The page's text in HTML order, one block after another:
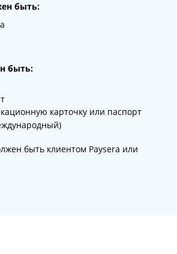
быть:
быть:
карточку или паспорт
быть клиентом Paysera или